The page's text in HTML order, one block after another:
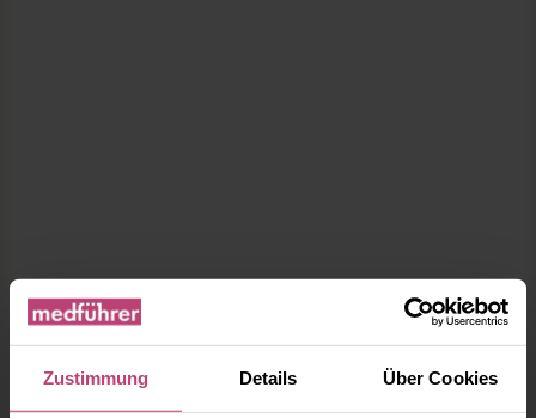
Zustimmung Details Über Cookies